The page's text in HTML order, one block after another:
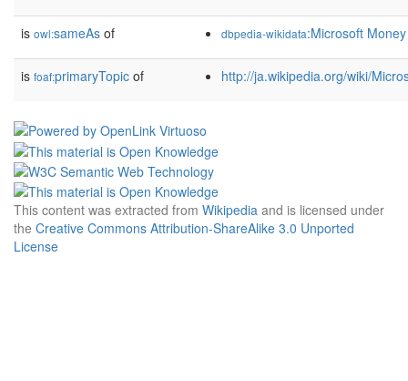
is owl:sameAs of dbpedia-wikidata:Microsoft Money
is foaf:primaryTopic of http://ja.wikipedia.org/wiki/
This content was extracted from Wikipedia and is licensed under
the Creative Commons Attribution-ShareAlike 3.0 Unported
License